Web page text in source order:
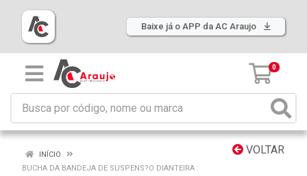
Baixe já o APP da AC Araujo
0
VOLTAR
INÍCIO
BUCHA DA BANDEJA DE SUSPENS?O DIANTEIRA :